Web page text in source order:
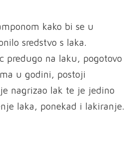
kako bi se u
sredstvo s laka.
predugo na laku, pogotovo
u godini, postoji
nagrizao lak te je jedino
laka, ponekad i lakiranje.